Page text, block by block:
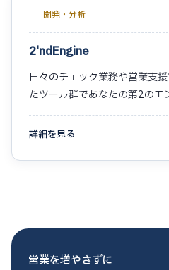
開発・分析
2'ndEngine
日々のチェック業務や営業支
たツール群であなたの第2のエ
詳細を見る
営業を増やさずに